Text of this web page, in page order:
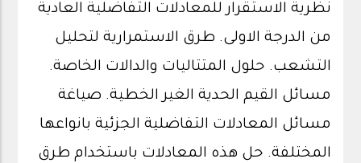
نظرية الاستقرار للمعادلات التفاضلية العادية
من الدرجة الاولى. طرق الاستمرارية لتحليل
التشعب. حلول المتتاليات والدالات الخاصة.
مسائل القيم الحدية الغير الخطية. صياغة
مسائل المعادلات التفاضلية الجزئية بانواعها
المختلفة. حل هذه المعادلات باستخدام طرق